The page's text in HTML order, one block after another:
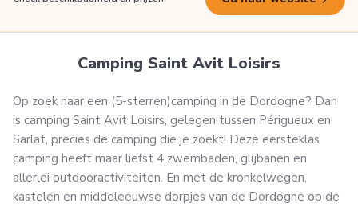
Camping Saint Avit Loisirs
Op zoek naar een (5-sterren)camping in de Dordogne? Dan
is camping Saint Avit Loisirs, gelegen tussen Périgueux en
Sarlat, precies de camping die je zoekt! Deze eersteklas
camping heeft maar liefst 4 zwembaden, glijbanen en
allerlei outdooractiviteiten. En met de kronkelwegen,
kastelen en middeleeuwse dorpjes van de Dordogne op de